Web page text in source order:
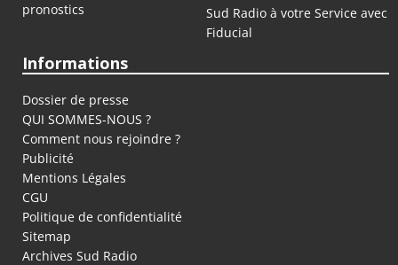
pronostics
Sud Radio à votre Service avec
Fiducial
Informations
Dossier de presse
QUI SOMMES-NOUS ?
Comment nous rejoindre ?
Publicité
Mentions Légales
CGU
Politique de confidentialité
Sitemap
Archives Sud Radio